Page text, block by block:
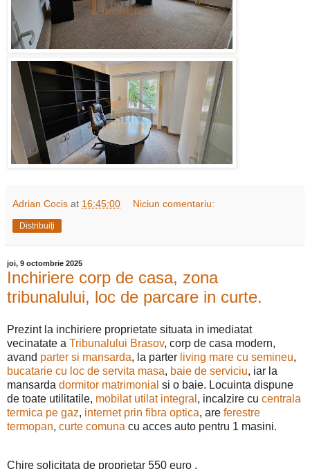
Adrian Cocis at 16:45:00 Niciun comentariu:
Distribuiți
joi, 9 octombrie 2025
Inchiriere corp de casa, zona
tribunalului, loc de parcare in curte.
Prezint la inchiriere proprietate situata in imediatat
vecinatate a Tribunalului Brasov, corp de casa modern,
avand parter si mansarda, la parter living mare cu semineu,
bucatarie cu loc de servita masa, baie de serviciu, iar la
mansarda dormitor matrimonial si o baie. Locuinta dispune
de toate utilitatile, mobilat utilat integral , incalzire cu centrala
termica pe gaz, internet prin fibra optica, are ferestre
termopan, curte comuna cu acces auto pentru 1 masini.
Chire solicitata de proprietar 550 euro .